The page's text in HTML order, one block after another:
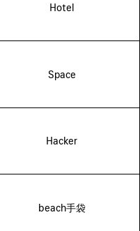
Hotel
Space
Hacker
beach手袋